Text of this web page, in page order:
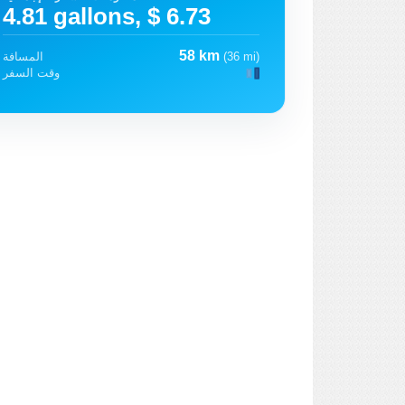
4.81 gallons, $ 6.73
المسافة 58 km (36 mi)
وقت السفر